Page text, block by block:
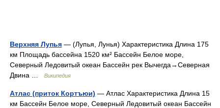
Верхняя Лупья — (Лупья, Лунья) Характеристика Длина 175
км Площадь бассейна 1520 км² Бассейн Белое море,
Северный Ледовитый океан Бассейн рек Вычегда→Северная
Двина …
Википедия
Атлас (приток Кортъюи) — Атлас Характеристика Длина 15
км Бассейн Белое море, Северный Ледовитый океан Бассейн